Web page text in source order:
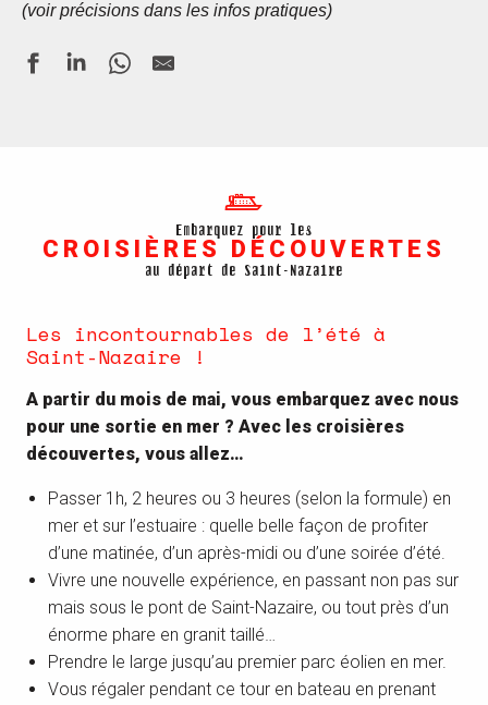
(voir précisions dans les infos pratiques)
Embarquez pour les
CROISIÈRES DÉCOUVERTES
au départ de Saint-Nazaire
Les incontournables de l’été à
Saint-Nazaire !
A partir du mois de mai, vous embarquez avec nous
pour une sortie en mer ? Avec les croisières
découvertes, vous allez…
Passer 1h, 2 heures ou 3 heures (selon la formule) en
mer et sur l’estuaire : quelle belle façon de profiter
d’une matinée, d’un après-midi ou d’une soirée d’été.
Vivre une nouvelle expérience, en passant non pas sur
mais sous le pont de Saint-Nazaire, ou tout près d’un
énorme phare en granit taillé…
Prendre le large jusqu’au premier parc éolien en mer.
Vous régaler pendant ce tour en bateau en prenant